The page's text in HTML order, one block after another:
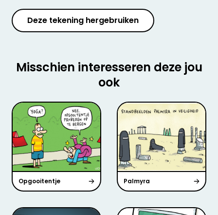
Deze tekening hergebruiken
Misschien interesseren deze jou
ook
Opgooitentje Palmyra